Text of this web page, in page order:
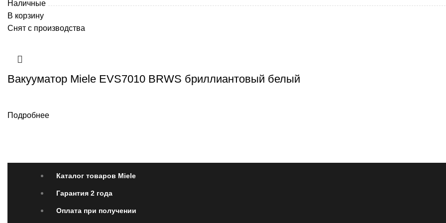
Наличные
В корзину
Снят с производства
Вакууматор Miele EVS7010 BRWS бриллиантовый белый
Подробнее
Каталог товаров Miele
Гарантия 2 года
Оплата при получении